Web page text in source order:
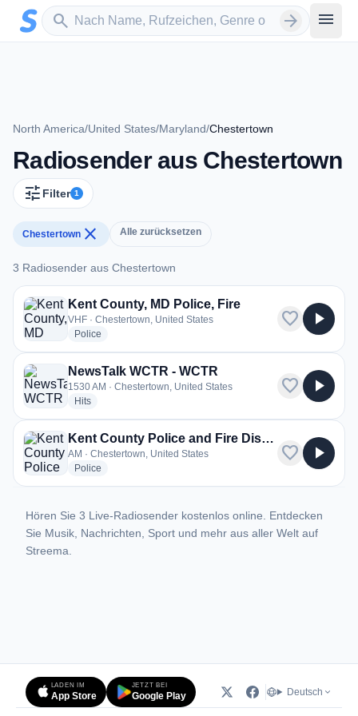
Zum Hauptinhalt springen
search
Sender suchen arrow_forward menu
North America/United States/Maryland/Chestertown
Radiosender aus Chestertown
tune Filter 1
Chestertown close Alle zurücksetzen
3 Radiosender aus Chestertown
3 Radiosender aus Chestertown
Kent County, MD Police, Fire
VHF · Chestertown, United States
Police
favorite play_arrow
NewsTalk WCTR - WCTR
1530 AM · Chestertown, United States
Hitsradio stations
favorite play_arrow
Kent County Police and Fire Dispatch
AM · Chestertown, United States
Police
favorite play_arrow
Hören Sie 3 Live-Radiosender kostenlos online. Entdecken
Sie Musik, Nachrichten, Sport und mehr aus aller Welt auf
Streema.
LADEN IM
App Store
JETZT BEI
Google Play Deutsch